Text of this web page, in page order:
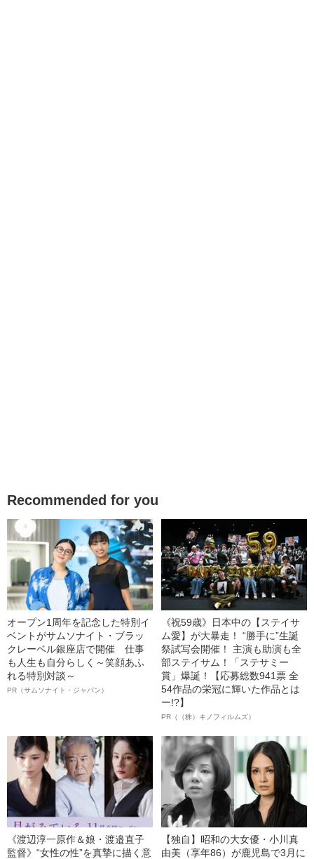
Recommended for you
オープン1周年を記念した特別イ
ベントがサムソナイト・ブラッ
クレーベル銀座店で開催 仕事
も人生も自分らしく～笑顔あふ
れる特別対談～
PR（サムソナイト・ジャパン）
《祝59歳》日本中の【ステイサ
ム愛】が大暴走！ “勝手に”生誕
祭試写会開催！ 主演も助演も全
部ステイサム！「ステサミー
賞」爆誕！【応募総数941票 全
54作品の栄冠に輝いた作品とは
ー!?】
PR（（株）キノフィルムズ）
《渡辺淳一原作＆娘・渡邉直子
監督》“女性の性”を真摯に描く意
【独自】昭和の大女優・小川真
由美（享年86）が鹿児島で3月に